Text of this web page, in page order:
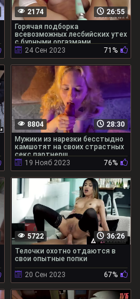
26:55
2174
Горячая подборка
всевозможных лесбийских утех
с бурными оргазмами
24 Сен 2023
71%
28:30
8804
Мужики из нарезки бесстыдно
камшотят на своих страстных
секс партнерш
19 Нояб 2023
76%
36:26
5722
Телочки охотно отдаются в
свои опытные попки
20 Сен 2023
67%